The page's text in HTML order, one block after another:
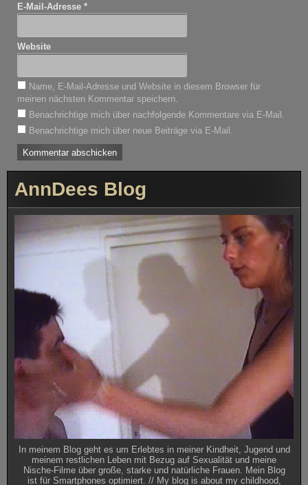
E-Mail-Adresse*
Website
Name, E-Mail-Adresse und Website in diesem Browser für
meinen nächsten Kommentar speichern.
Benachrichtige mich über nachfolgende Kommentare via E-Mail.
Benachrichtige mich über neue Beiträge via E-Mail.
AnnDees Blog
In meinem Blog geht es um Erlebtes in meiner Kindheit, Jugend und
meinem restlichen Leben mit Bezug auf Sexualität und meine
Nische-Filme über große, starke und natürliche Frauen. Mein Blog
ist für Smartphones optimiert. // My blog is about my childhood,